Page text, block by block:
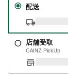
配送
店舗受取
CAINZ PickUp